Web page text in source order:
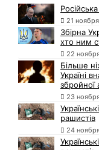
21
Збірна
хто ним
22
Більше
Україні
збройної
23
рашистів
24